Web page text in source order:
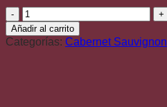
era:
$275.000.$239.900.
Almaviva
-
Cabernet
Sauvignon
Añadir al carrito
Categorías: Cabernet Sauvignon